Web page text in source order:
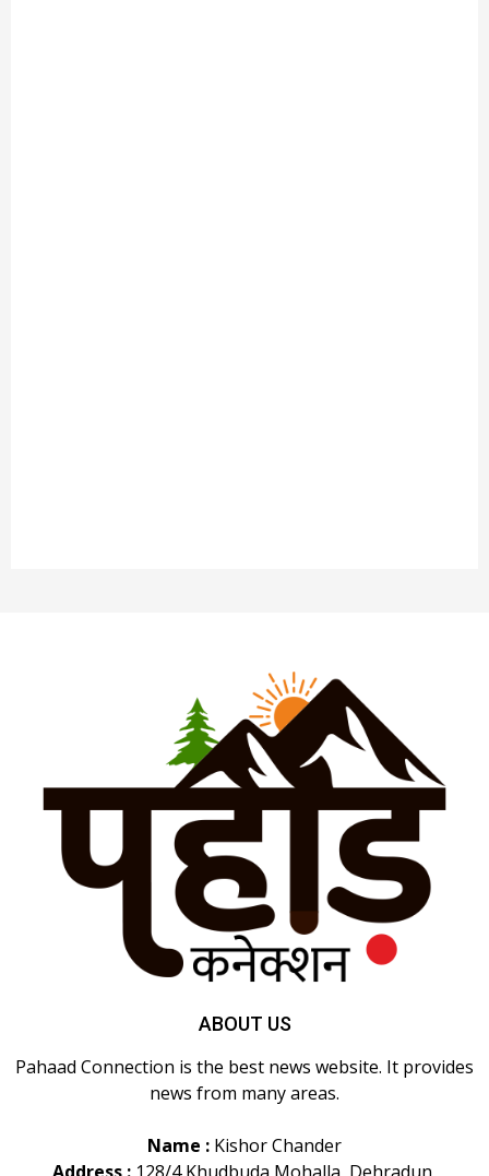
ABOUT US
Pahaad Connection is the best news website. It provides
news from many areas.
Name : Kishor Chander